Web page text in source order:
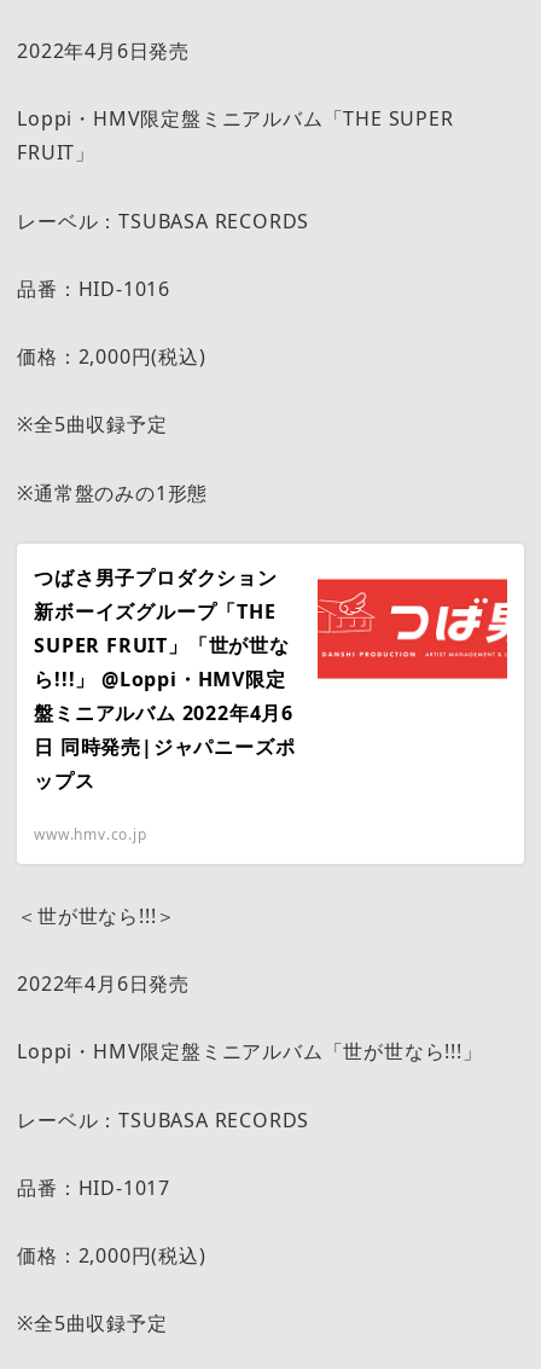
2022年4月6日発売
Loppi・HMV限定盤ミニアルバム「THE SUPER
FRUIT」
レーベル：TSUBASA RECORDS
品番：HID-1016
価格：2,000円(税込)
※全5曲収録予定
※通常盤のみの1形態
つばさ男子プロダクション
新ボーイズグループ「THE
SUPER FRUIT」「世が世な
ら!!!」 @Loppi・HMV限定
盤ミニアルバム 2022年4月6
日 同時発売|ジャパニーズポ
ップス
www.hmv.co.jp
＜世が世なら!!!＞
2022年4月6日発売
Loppi・HMV限定盤ミニアルバム「世が世なら!!!」
レーベル：TSUBASA RECORDS
品番：HID-1017
価格：2,000円(税込)
※全5曲収録予定